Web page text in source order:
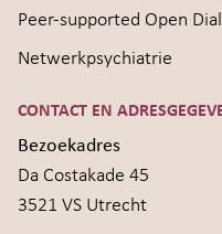
Peer-supported Open
Netwerkpsychiatrie
CONTACT EN
Bezoekadres
Da Costakade 45
3521 VS Utrecht